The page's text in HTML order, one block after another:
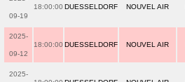
09-19
18:00:00 DUESSELDORF NOUVEL AIR
2025-
09-12
18:00:00 DUESSELDORF NOUVEL AIR
2025-